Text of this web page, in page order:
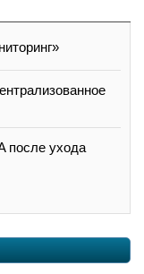
после ухода